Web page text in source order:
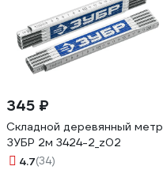
345 ₽
Складной деревянный метр
ЗУБР 2м 3424-2_z02
4.7(34)